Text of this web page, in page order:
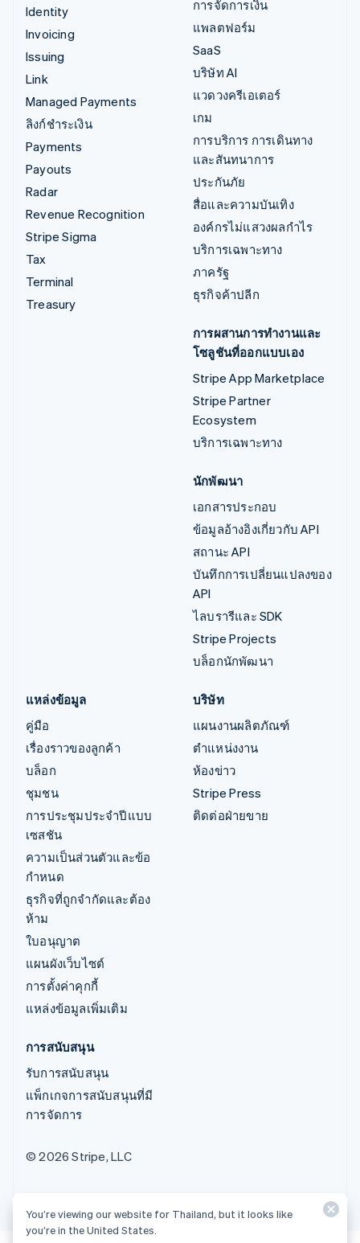
Identity
Invoicing
Issuing
Link
Managed Payments
ลิงก์ชำระเงิน
Payments
Payouts
Radar
Revenue Recognition
Stripe Sigma
Tax
Terminal
Treasury
การจัดการเงิน
แพลตฟอร์ม
SaaS
บริษัท AI
แวดวงครีเอเตอร์
เกม
การบริการ การเดินทาง
และสันทนาการ
ประกันภัย
สื่อและความบันเทิง
องค์กรไม่แสวงผลกำไร
บริการเฉพาะทาง
ภาครัฐ
ธุรกิจค้าปลีก
การผสานการทำงานและ
โซลูชันที่ออกแบบเอง
Stripe App Marketplace
Stripe Partner
Ecosystem
บริการเฉพาะทาง
นักพัฒนา
เอกสารประกอบ
ข้อมูลอ้างอิงเกี่ยวกับ API
สถานะ API
บันทึกการเปลี่ยนแปลงของ
API
ไลบรารีและ SDK
Stripe Projects
บล็อกนักพัฒนา
แหล่งข้อมูล
คู่มือ
เรื่องราวของลูกค้า
บล็อก
ชุมชน
การประชุมประจำปีแบบ
เซสชัน
ความเป็นส่วนตัวและข้อ
กำหนด
ธุรกิจที่ถูกจำกัดและต้อง
ห้าม
ใบอนุญาต
แผนผังเว็บไซต์
การตั้งค่าคุกกี้
แหล่งข้อมูลเพิ่มเติม
บริษัท
แผนงานผลิตภัณฑ์
ตำแหน่งงาน
ห้องข่าว
Stripe Press
ติดต่อฝ่ายขาย
การสนับสนุน
รับการสนับสนุน
แพ็กเกจการสนับสนุนที่มี
การจัดการ
© 2026 Stripe, LLC
You’re viewing our website for Thailand, but it looks like
you’re in the United States.